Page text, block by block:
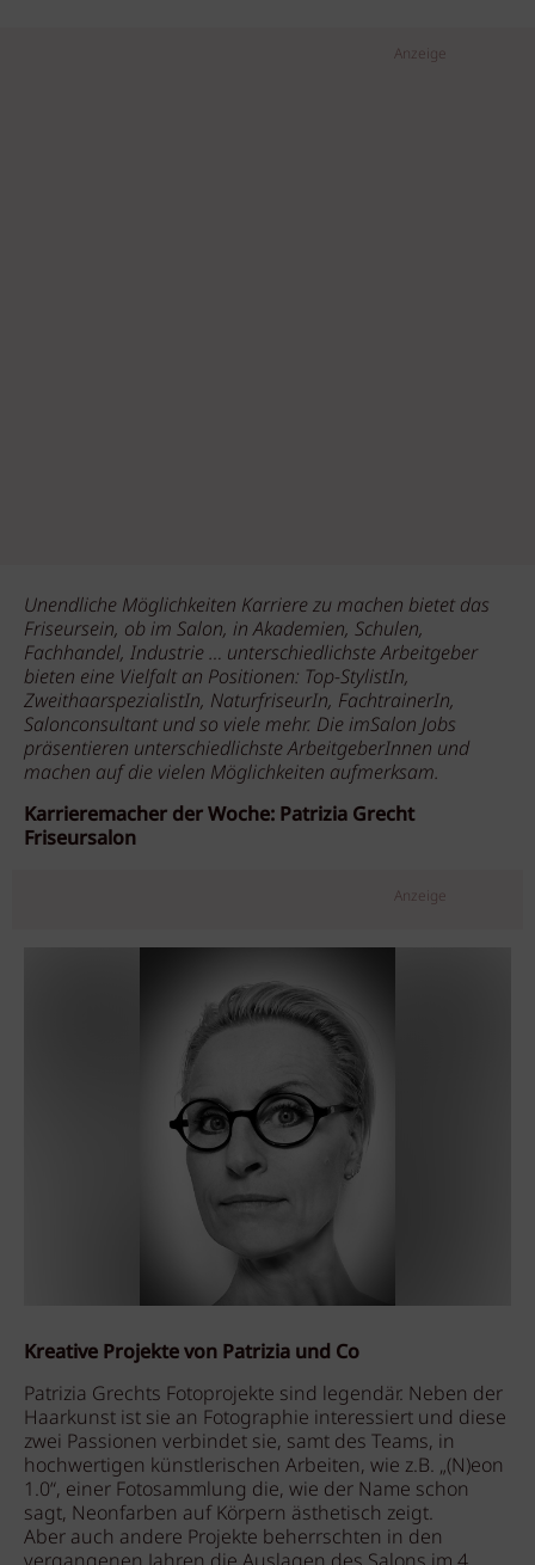
Anzeige
Unendliche Möglichkeiten Karriere zu machen bietet das
Friseursein, ob im Salon, in Akademien, Schulen,
Fachhandel, Industrie … unterschiedlichste Arbeitgeber
bieten eine Vielfalt an Positionen: Top-StylistIn,
ZweithaarspezialistIn, NaturfriseurIn, FachtrainerIn,
Salonconsultant und so viele mehr. Die imSalon Jobs
präsentieren unterschiedlichste ArbeitgeberInnen und
machen auf die vielen Möglichkeiten aufmerksam.
Karrieremacher der Woche: Patrizia Grecht
Friseursalon
Anzeige
Kreative Projekte von Patrizia und Co
Patrizia Grechts Fotoprojekte sind legendär. Neben der
Haarkunst ist sie an Fotographie interessiert und diese
zwei Passionen verbindet sie, samt des Teams, in
hochwertigen künstlerischen Arbeiten, wie z.B. „(N)eon
1.0“, einer Fotosammlung die, wie der Name schon
sagt, Neonfarben auf Körpern ästhetisch zeigt.
Aber auch andere Projekte beherrschten in den